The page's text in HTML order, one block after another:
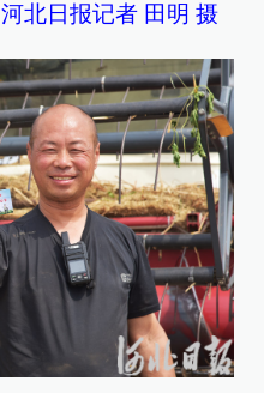
北日报记者 田明 摄